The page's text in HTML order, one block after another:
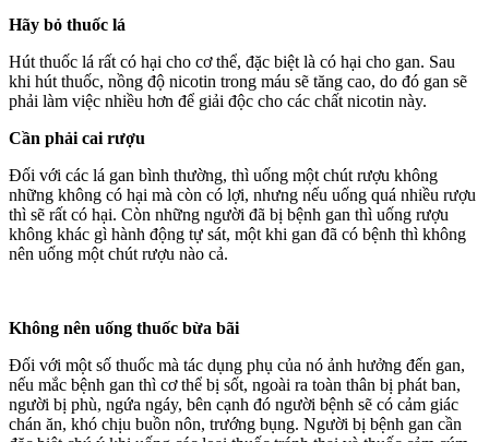
Hãy bỏ thuốc lá
Hút thuốc lá rất có hại cho cơ thể, đặc biệt là có hại cho gan. Sau
khi hút thuốc, nồng độ nicotin trong máu sẽ tăng cao, do đó gan sẽ
phải làm việc nhiều hơn để giải độc cho các chất nicotin này.
Cần phải cai rượu
Đối với các lá gan bình thường, thì uống một chút rượu không
những không có hại mà còn có lợi, nhưng nếu uống quá nhiều rượu
thì sẽ rất có hại. Còn những người đã bị bệnh gan thì uống rượu
không khác gì hành động tự sát, một khi gan đã có bệnh thì không
nên uống một chút rượu nào cả.
Không nên uống thuốc bừa bãi
Đối với một số thuốc mà tác dụng phụ của nó ảnh hưởng đến gan,
nếu mắc bệnh gan thì cơ thể bị sốt, ngoài ra toàn thân bị phát ban,
người bị phù, ngứa ngáy, bên cạnh đó người bệnh sẽ có cảm giác
chán ăn, khó chịu buồn nôn, trướng bụng. Người bị bệnh gan cần